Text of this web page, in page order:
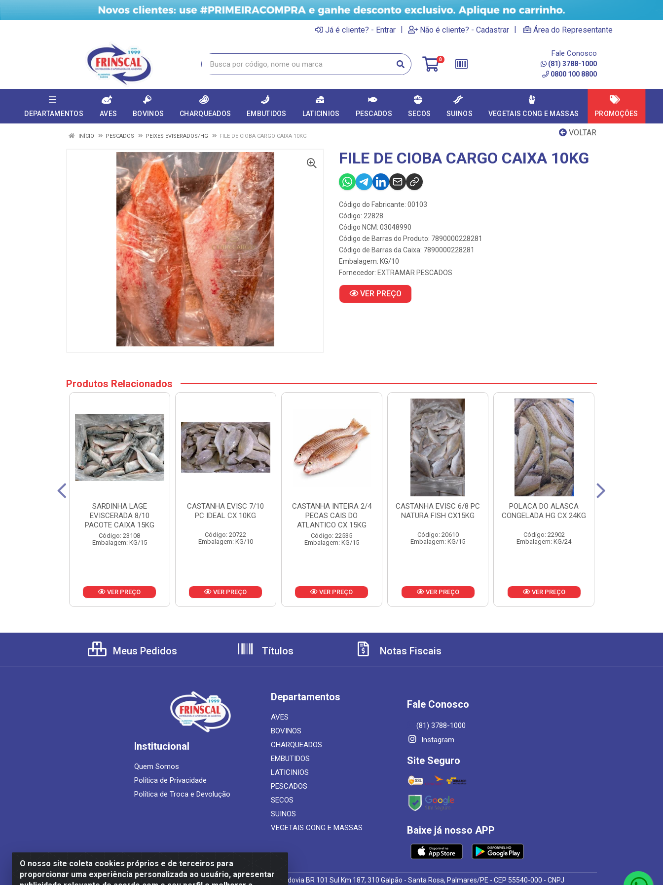
Já é cliente? - Entrar | Não é cliente? - Cadastrar | Área do Representante
0
Fale Conosco
(81) 3788-1000
0800 100 8800
DEPARTAMENTOS AVES BOVINOS CHARQUEADOS EMBUTIDOS LATICINIOS PESCADOS SECOS SUINOS VEGETAIS CONG E MASSAS PROMOÇÕES
VOLTAR
INÍCIO PESCADOS PEIXES EVISERADOS/HG FILE DE CIOBA CARGO CAIXA 10KG
FILE DE CIOBA CARGO CAIXA 10KG
Código do Fabricante: 00103
Código: 22828
Código NCM: 03048990
Código de Barras do Produto: 7890000228281
Código de Barras da Caixa: 7890000228281
Embalagem: KG/10
Fornecedor: EXTRAMAR PESCADOS
VER PREÇO
Produtos Relacionados
SARDINHA LAGE
EVISCERADA 8/10
PACOTE CAIXA 15KG
Código: 23108
Embalagem: KG/15
VER PREÇO
CASTANHA EVISC 7/10
PC IDEAL CX 10KG
Código: 20722
Embalagem: KG/10
VER PREÇO
CASTANHA INTEIRA 2/4
PECAS CAIS DO
ATLANTICO CX 15KG
Código: 22535
Embalagem: KG/15
VER PREÇO
CASTANHA EVISC 6/8 PC
NATURA FISH CX15KG
Código: 20610
Embalagem: KG/15
VER PREÇO
POLACA DO ALASCA
CONGELADA HG CX 24KG
Código: 22902
Embalagem: KG/24
VER PREÇO
O nosso site coleta cookies próprios e de terceiros para
proporcionar uma experiência personalizada ao usuário, apresentar
Meus Pedidos Títulos Notas Fiscais
Institucional
Quem Somos
Política de Privacidade
Política de Troca e Devolução
Departamentos
AVES
BOVINOS
CHARQUEADOS
EMBUTIDOS
LATICINIOS
PESCADOS
SECOS
SUINOS
VEGETAIS CONG E MASSAS
Fale Conosco
(81) 3788-1000
Instagram
Site Seguro
Baixe já nosso APP
Frinscal - Distribuidora e Importadora de Alimentos LTDA - Rodovia BR 101 Sul Km 187, 310 Galpão - Santa Rosa, Palmares/PE - CEP 55540-000 - CNPJ